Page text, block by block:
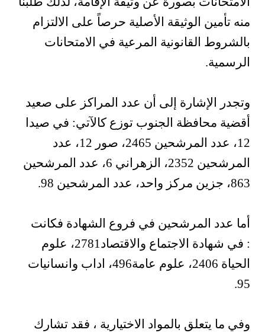
منه تأمين الوثيقة الأصلية حرصاً على الالتزام
بالشروط القانونية المرعية في الامتحانات
الرسمية.
وتجدر الإشارة إلى أن عدد المراكز على صعيد
أقضية محافظة الجنوب توزع كالآتي: في صيدا
12، عدد المرشحين 2465، صور 12، عدد
المرشحين 2352، الزهراني 6، عدد المرشحين
863، جزين مركز واحد، عدد المرشحين 98.
أما عدد المرشحين في فروع الشهادة فكانت
: في شهادة الاجتماع والاقتصاد2781، علوم
الحياة 2406، علوم عامة496، اداب وانسانيات
95.
وفي ما يتعلق بالمواد الاختيارية ، فقد تشارك